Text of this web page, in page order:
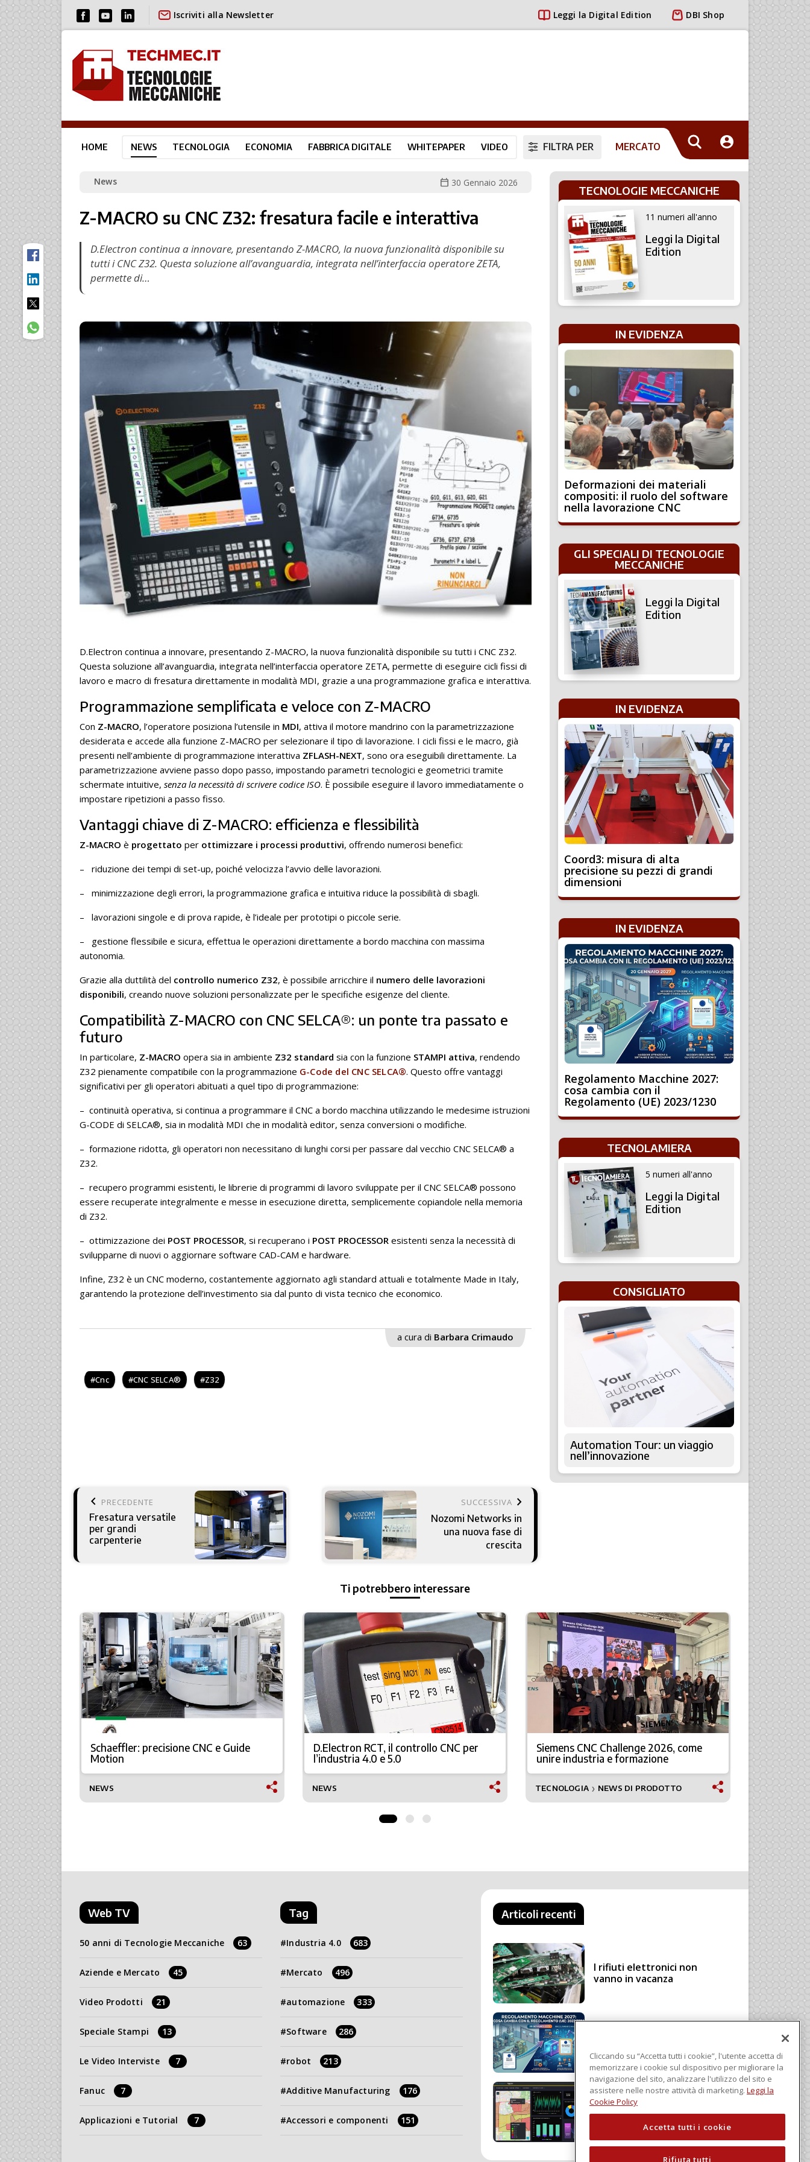
Iscriviti alla Newsletter Leggi la Digital Edition DBI Shop
HOME NEWS TECNOLOGIA ECONOMIA FABBRICA DIGITALE WHITEPAPER VIDEO FILTRA PER MERCATO
News calendar_today 30 Gennaio 2026
Z-MACRO su CNC Z32: fresatura facile e interattiva
D.Electron continua a innovare, presentando Z-MACRO, la nuova funzionalità disponibile su
tutti i CNC Z32. Questa soluzione all’avanguardia, integrata nell’interfaccia operatore ZETA,
permette di…
D.Electron continua a innovare, presentando Z-MACRO, la nuova funzionalità disponibile su tutti i CNC Z32.
Questa soluzione all’avanguardia, integrata nell’interfaccia operatore ZETA, permette di eseguire cicli fissi di
lavoro e macro di fresatura direttamente in modalità MDI, grazie a una programmazione grafica e interattiva.
Programmazione semplificata e veloce con Z-MACRO
Con Z-MACRO, l’operatore posiziona l’utensile in MDI, attiva il motore mandrino con la parametrizzazione
desiderata e accede alla funzione Z-MACRO per selezionare il tipo di lavorazione. I cicli fissi e le macro, già
presenti nell’ambiente di programmazione interattiva ZFLASH-NEXT, sono ora eseguibili direttamente. La
parametrizzazione avviene passo dopo passo, impostando parametri tecnologici e geometrici tramite
schermate intuitive, senza la necessità di scrivere codice ISO. È possibile eseguire il lavoro immediatamente o
impostare ripetizioni a passo fisso.
Vantaggi chiave di Z-MACRO: efficienza e flessibilità
Z-MACRO è progettato per ottimizzare i processi produttivi, offrendo numerosi benefici:
– riduzione dei tempi di set-up, poiché velocizza l’avvio delle lavorazioni.
– minimizzazione degli errori, la programmazione grafica e intuitiva riduce la possibilità di sbagli.
– lavorazioni singole e di prova rapide, è l’ideale per prototipi o piccole serie.
– gestione flessibile e sicura, effettua le operazioni direttamente a bordo macchina con massima
autonomia.
Grazie alla duttilità del controllo numerico Z32, è possibile arricchire il numero delle lavorazioni
disponibili, creando nuove soluzioni personalizzate per le specifiche esigenze del cliente.
Compatibilità Z-MACRO con CNC SELCA®: un ponte tra passato e
futuro
In particolare, Z-MACRO opera sia in ambiente Z32 standard sia con la funzione STAMPI attiva, rendendo
Z32 pienamente compatibile con la programmazione G-Code del CNC SELCA®. Questo offre vantaggi
significativi per gli operatori abituati a quel tipo di programmazione:
– continuità operativa, si continua a programmare il CNC a bordo macchina utilizzando le medesime istruzioni
G-CODE di SELCA®, sia in modalità MDI che in modalità editor, senza conversioni o modifiche.
– formazione ridotta, gli operatori non necessitano di lunghi corsi per passare dal vecchio CNC SELCA® a
Z32.
– recupero programmi esistenti, le librerie di programmi di lavoro sviluppate per il CNC SELCA® possono
essere recuperate integralmente e messe in esecuzione diretta, semplicemente copiandole nella memoria
di Z32.
– ottimizzazione dei POST PROCESSOR, si recuperano i POST PROCESSOR esistenti senza la necessità di
svilupparne di nuovi o aggiornare software CAD-CAM e hardware.
Infine, Z32 è un CNC moderno, costantemente aggiornato agli standard attuali e totalmente Made in Italy,
garantendo la protezione dell’investimento sia dal punto di vista tecnico che economico.
a cura di Barbara Crimaudo
Cnc CNC SELCA® Z32
keyboard_arrow_left PRECEDENTE
Fresatura versatile
per grandi
carpenterie
SUCCESSIVA keyboard_arrow_right
Nozomi Networks in
una nuova fase di
crescita
TECNOLOGIE MECCANICHE
11 numeri all'anno
Leggi la Digital
Edition
IN EVIDENZA
Deformazioni dei materiali
compositi: il ruolo del software
nella lavorazione CNC
GLI SPECIALI DI TECNOLOGIE
MECCANICHE
Leggi la Digital
Edition
IN EVIDENZA
Coord3: misura di alta
precisione su pezzi di grandi
dimensioni
IN EVIDENZA
Regolamento Macchine 2027:
cosa cambia con il
Regolamento (UE) 2023/1230
TECNOLAMIERA
5 numeri all'anno
Leggi la Digital
Edition
CONSIGLIATO
Automation Tour: un viaggio
nell’innovazione
Ti potrebbero interessare
Schaeffler: precisione CNC e Guide
Motion
NEWS
D.Electron RCT, il controllo CNC per
l’industria 4.0 e 5.0
NEWS
Siemens CNC Challenge 2026, come
unire industria e formazione
TECNOLOGIA ❯ NEWS DI PRODOTTO
Service
NEWS
Web TV
50 anni di Tecnologie Meccaniche 63
Aziende e Mercato 45
Video Prodotti 21
Speciale Stampi 13
Le Video Interviste 7
Fanuc 7
Applicazioni e Tutorial 7
Tag
Industria 4.0 683
Mercato 496
automazione 333
Software 286
robot 213
Additive Manufacturing 176
Accessori e componenti 151
Articoli recenti
I rifiuti elettronici non
vanno in vacanza
Regolamento Macchine
2023/1230
Schneider Electric, una
piattaforma di intelligenza
Cliccando su “Accetta tutti i cookie”, l'utente accetta di
memorizzare i cookie sul dispositivo per migliorare la
navigazione del sito, analizzare l'utilizzo del sito e
assistere nelle nostre attività di marketing. Leggi la
Cookie Policy
Accetta tutti i cookie
Rifiuta tutti